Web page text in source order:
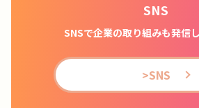
SNS
SNSで企業の取り組みも発信し
>SNS